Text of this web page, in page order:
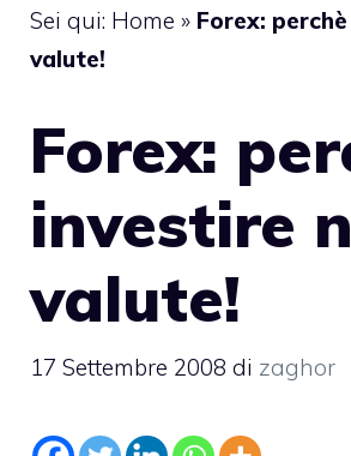
Sei qui: Home » Forex:
valute!
Forex:
investire
valute!
17 Settembre 2008 di zaghor